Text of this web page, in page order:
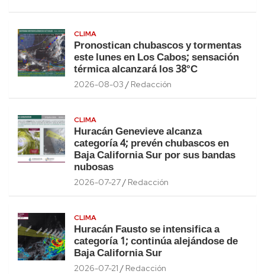
CLIMA
Pronostican chubascos y tormentas
este lunes en Los Cabos; sensación
térmica alcanzará los 38°C
2026-08-03 Redacción
CLIMA
Huracán Genevieve alcanza
categoría 4; prevén chubascos en
Baja California Sur por sus bandas
nubosas
2026-07-27 Redacción
CLIMA
Huracán Fausto se intensifica a
categoría 1; continúa alejándose de
Baja California Sur
2026-07-21 Redacción